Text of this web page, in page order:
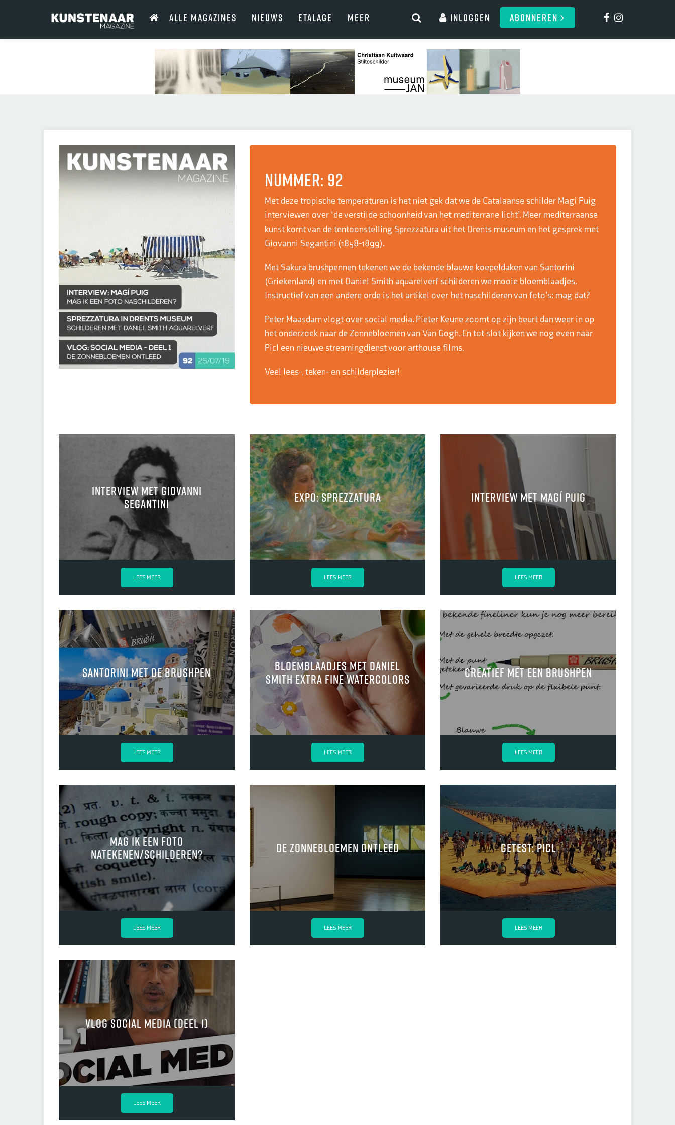
ALLE MAGAZINES NIEUWS ETALAGE MEER Inloggen ABONNEREN
Nummer: 92
Met deze tropische temperaturen is het niet gek dat we de Catalaanse schilder Magí Puig
interviewen over ‘de verstilde schoonheid van het mediterrane licht’. Meer mediterraanse
kunst komt van de tentoonstelling Sprezzatura uit het Drents museum en het gesprek met
Giovanni Segantini (1858-1899).
Met Sakura brushpennen tekenen we de bekende blauwe koepeldaken van Santorini
(Griekenland) en met Daniel Smith aquarelverf schilderen we mooie bloemblaadjes.
Instructief van een andere orde is het artikel over het naschilderen van foto’s: mag dat?
Peter Maasdam vlogt over social media. Pieter Keune zoomt op zijn beurt dan weer in op
het onderzoek naar de Zonnebloemen van Van Gogh. En tot slot kijken we nog even naar
Picl een nieuwe streamingdienst voor arthouse films.
Veel lees-, teken- en schilderplezier!
Interview met Giovanni
Segantini
LEES MEER
Expo: Sprezzatura
LEES MEER
Interview met Magí Puig
LEES MEER
Santorini met de brushpen
LEES MEER
Bloemblaadjes met Daniel
Smith Extra Fine Watercolors
LEES MEER
Creatief met een brushpen
LEES MEER
Mag ik een foto
natekenen/schilderen?
LEES MEER
De zonnebloemen ontleed
LEES MEER
Getest: Picl
LEES MEER
VLOG Social Media (deel 1)
LEES MEER